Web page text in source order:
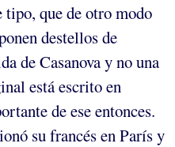
tipo, que de otro modo
destellos de
de Casanova y no una
está escrito en
de ese entonces.
su francés en París y